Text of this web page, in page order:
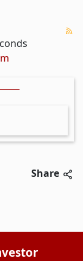
Share